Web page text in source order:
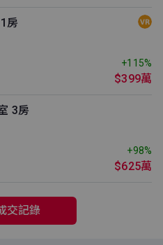
房
+115%
$399萬
3房
+98%
$625萬
交記錄